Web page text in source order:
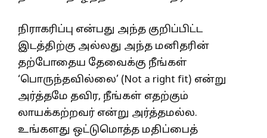
நிராகரிப்பு என்பது அந்த குறிப்பிட்ட
இடத்திற்கு அல்லது அந்த மனிதரின்
தற்போதைய தேவைக்கு நீங்கள்
‘பொருந்தவில்லை’ (Not a right fit) என்று
அர்த்தமே தவிர, நீங்கள் எதற்கும்
லாயக்கற்றவர் என்று அர்த்தமல்ல.
உங்களது ஒட்டுமொத்த மதிப்பைத்